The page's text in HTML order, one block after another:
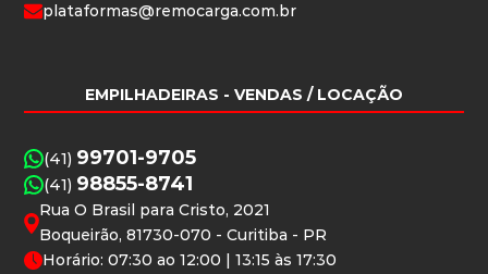
plataformas@remocarga.com.br
EMPILHADEIRAS - VENDAS / LOCAÇÃO
(41) 99701-9705
(41) 98855-8741
Rua O Brasil para Cristo, 2021
Boqueirão, 81730-070 - Curitiba - PR
Horário: 07:30 ao 12:00 | 13:15 às 17:30